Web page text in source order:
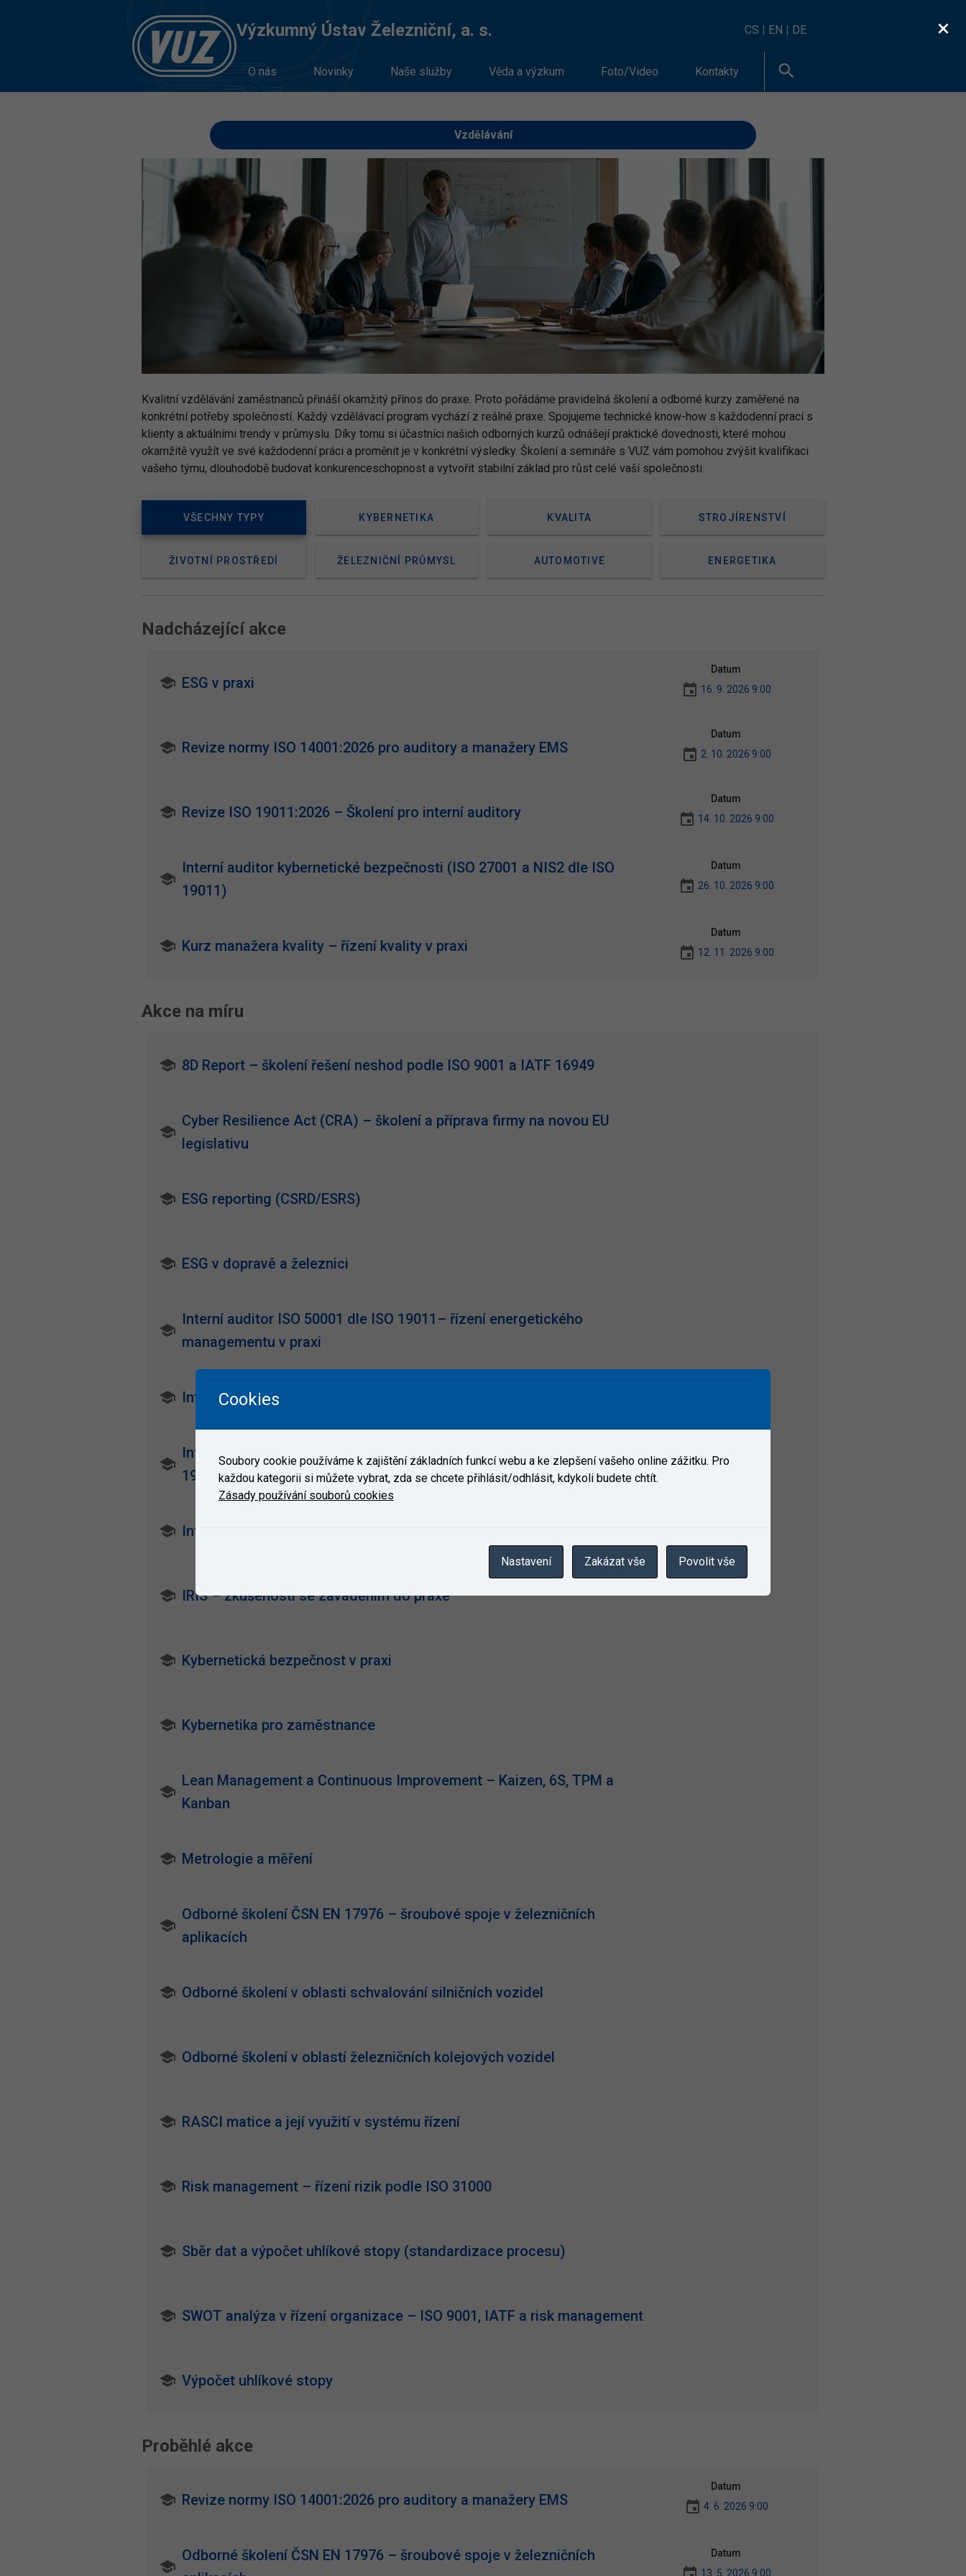
Výzkumný Ústav Železniční, a. s. CS | EN | DE
O nás Novinky Naše služby Věda a výzkum Foto/Video Kontakty
Vzdělávání
Kvalitní vzdělávání zaměstnanců přináší okamžitý přínos do praxe. Proto pořádáme pravidelná školení a odborné kurzy zaměřené na
konkrétní potřeby společností. Každý vzdělávací program vychází z reálné praxe. Spojujeme technické know-how s každodenní prací s
klienty a aktuálními trendy v průmyslu. Díky tomu si účastníci našich odborných kurzů odnášejí praktické dovednosti, které mohou
okamžitě využít ve své každodenní práci a proměnit je v konkrétní výsledky. Školení a semináře s VUZ vám pomohou zvýšit kvalifikaci
vašeho týmu, dlouhodobě budovat konkurenceschopnost a vytvořit stabilní základ pro růst celé vaší společnosti.
VŠECHNY TYPY KYBERNETIKA KVALITA STROJÍRENSTVÍ
ŽIVOTNÍ PROSTŘEDÍ ŽELEZNIČNÍ PRŮMYSL AUTOMOTIVE ENERGETIKA
Nadcházející akce
ESG v praxi
Datum
16. 9. 2026 9:00
Revize normy ISO 14001:2026 pro auditory a manažery EMS
Datum
2. 10. 2026 9:00
Revize ISO 19011:2026 – Školení pro interní auditory
Datum
14. 10. 2026 9:00
Interní auditor kybernetické bezpečnosti (ISO 27001 a NIS2 dle ISO
19011)
Datum
26. 10. 2026 9:00
Kurz manažera kvality – řízení kvality v praxi
Datum
12. 11. 2026 9:00
Akce na míru
8D Report – školení řešení neshod podle ISO 9001 a IATF 16949
Cyber Resilience Act (CRA) – školení a příprava firmy na novou EU
legislativu
ESG reporting (CSRD/ESRS)
ESG v dopravě a železnici
Interní auditor ISO 50001 dle ISO 19011– řízení energetického
managementu v praxi
Interní auditor ISO 9001 – školení podle ISO 19011
Interní auditor ISO 9001, ISO 14001 a ISO 45001 – školení podle ISO
19011
Interní auditor pro ISMS (ISO 27001) a NIS2 dle ISO 19011
IRIS – zkušenosti se zaváděním do praxe
Kybernetická bezpečnost v praxi
Kybernetika pro zaměstnance
Lean Management a Continuous Improvement – Kaizen, 6S, TPM a
Kanban
Metrologie a měření
Odborné školení ČSN EN 17976 – šroubové spoje v železničních
aplikacích
Odborné školení v oblasti schvalování silničních vozidel
Odborné školení v oblastí železničních kolejových vozidel
RASCI matice a její využití v systému řízení
Risk management – řízení rizik podle ISO 31000
Sběr dat a výpočet uhlíkové stopy (standardizace procesu)
SWOT analýza v řízení organizace – ISO 9001, IATF a risk management
Výpočet uhlíkové stopy
Proběhlé akce
Revize normy ISO 14001:2026 pro auditory a manažery EMS
Datum
4. 6. 2026 9:00
Odborné školení ČSN EN 17976 – šroubové spoje v železničních
Datum
13. 5. 2026 9:00
×
Cookies
Soubory cookie používáme k zajištění základních funkcí webu a ke zlepšení vašeho online zážitku. Pro
každou kategorii si můžete vybrat, zda se chcete přihlásit/odhlásit, kdykoli budete chtít.
Zásady používání souborů cookies
Nastavení Zakázat vše Povolit vše